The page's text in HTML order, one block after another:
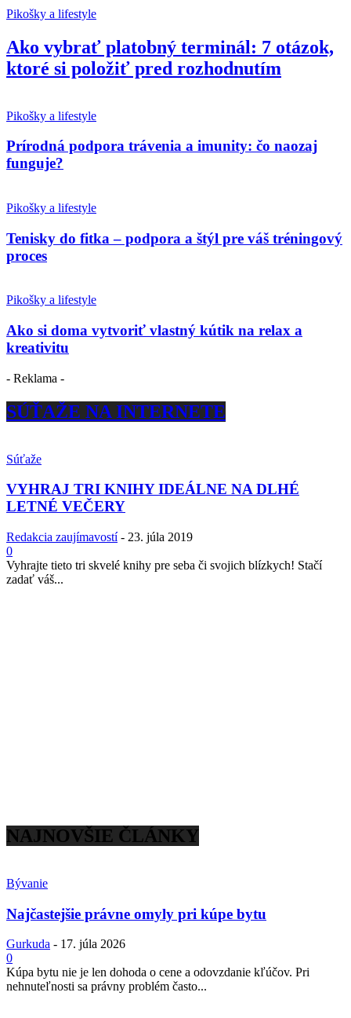
Pikošky a lifestyle
Ako vybrať platobný terminál: 7 otázok,
ktoré si položiť pred rozhodnutím
Pikošky a lifestyle
Prírodná podpora trávenia a imunity: čo naozaj
funguje?
Pikošky a lifestyle
Tenisky do fitka – podpora a štýl pre váš tréningový
proces
Pikošky a lifestyle
Ako si doma vytvoriť vlastný kútik na relax a
kreativitu
- Reklama -
SÚŤAŽE NA INTERNETE
Súťaže
VYHRAJ TRI KNIHY IDEÁLNE NA DLHÉ
LETNÉ VEČERY
Redakcia zaujímavostí - 23. júla 2019
0
Vyhrajte tieto tri skvelé knihy pre seba či svojich blízkych! Stačí
zadať váš...
NAJNOVŠIE ČLÁNKY
Bývanie
Najčastejšie právne omyly pri kúpe bytu
Gurkuda - 17. júla 2026
0
Kúpa bytu nie je len dohoda o cene a odovzdanie kľúčov. Pri
nehnuteľnosti sa právny problém často...